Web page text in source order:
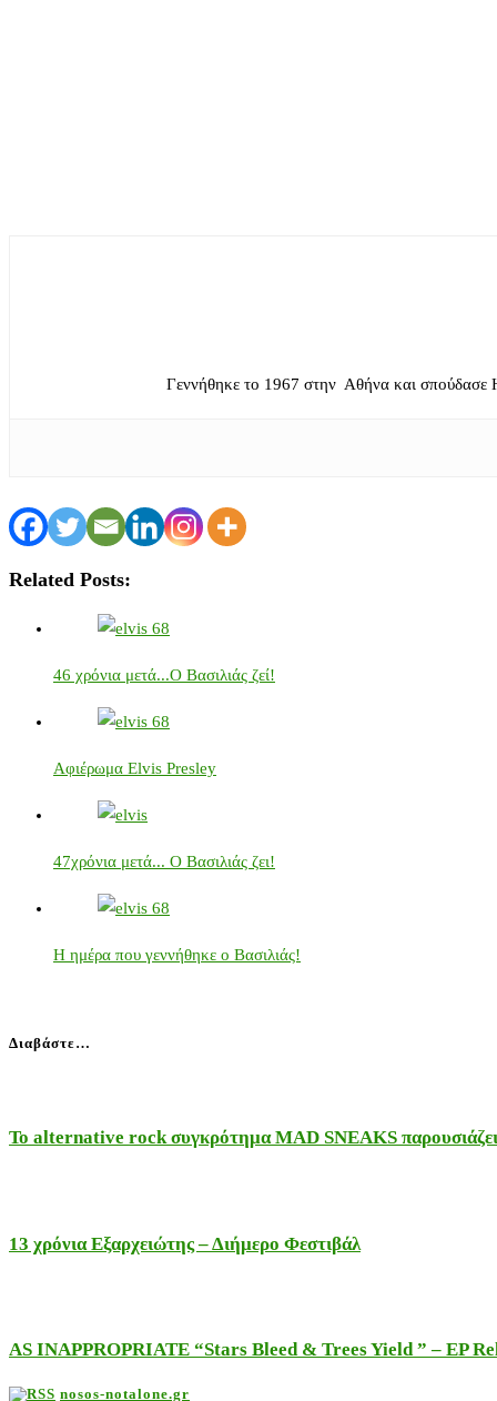
Γεννήθηκε το 1967 στην Αθήνα και σπούδασε
Related Posts:
46 χρόνια μετά...Ο Βασιλιάς ζεί!
Αφιέρωμα Elvis Presley
47χρόνια μετά... Ο Βασιλιάς ζει!
Η ημέρα που γεννήθηκε ο Βασιλιάς!
Διαβάστε…
Το alternative rock συγκρότημα MAD SNEAKS
13 χρόνια Εξαρχειώτης – Διήμερο Φεστιβάλ
AS INAPPROPRIATE “Stars Bleed & Trees Yield ” – EP
nosos-notalone.gr